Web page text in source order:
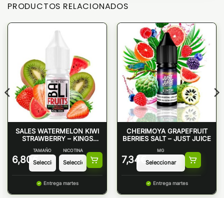
PRODUCTOS RELACIONADOS
SALES WATERMELON KIWI
STRAWBERRY – KINGS
CREST
6,80 €
TAMAÑO NICOTINA
Entrega martes
CHERIMOYA GRAPEFRUIT
BERRIES SALT – JUST JUICE
7,34 €
MG
Entrega martes